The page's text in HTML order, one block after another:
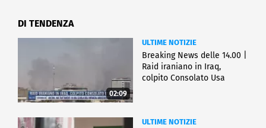
DI TENDENZA
02:09
ULTIME NOTIZIE
Breaking News delle 14.00 |
Raid iraniano in Iraq,
colpito Consolato Usa
ULTIME NOTIZIE